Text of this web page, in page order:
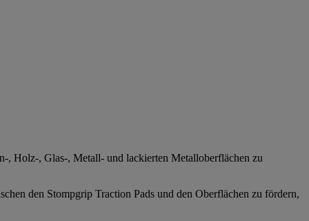
Holz-, Glas-, Metall- und lackierten Metalloberflächen zu
den Stompgrip Traction Pads und den Oberflächen zu fördern,